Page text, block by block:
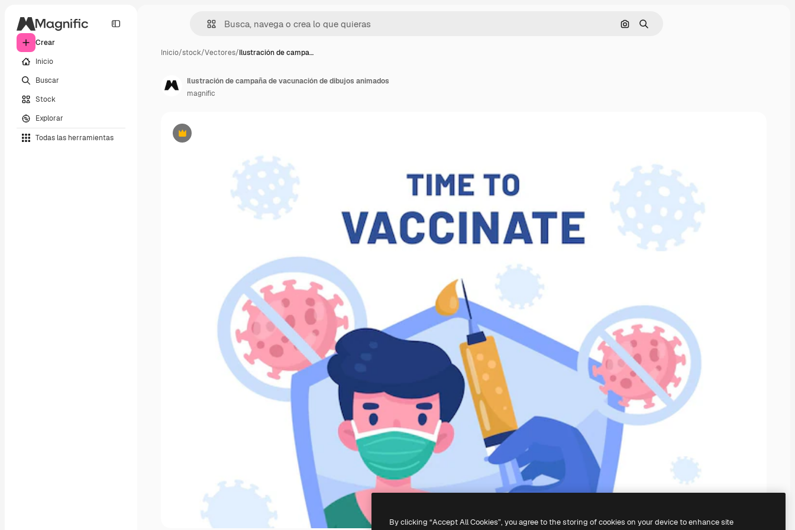
Crear
Inicio
Buscar
Stock
Explorar
Todas las herramientas
Buscar por imagen
Buscar
Inicio/stock/Vectores/Ilustración de campa…
Premium
Ilustración de campaña de vacunación de dibujos animados
magnific
By clicking “Accept All Cookies”, you agree to the storing of cookies on your device to enhance site